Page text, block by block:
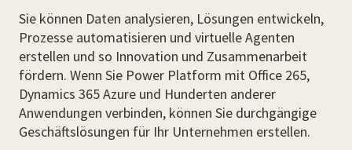
Sie können Daten analysieren, Lösungen entwickeln,
Prozesse automatisieren und virtuelle Agenten
erstellen und so Innovation und Zusammenarbeit
fördern. Wenn Sie Power Platform mit Office 265,
Dynamics 365 Azure und Hunderten anderer
Anwendungen verbinden, können Sie durchgängige
Geschäftslösungen für Ihr Unternehmen erstellen.